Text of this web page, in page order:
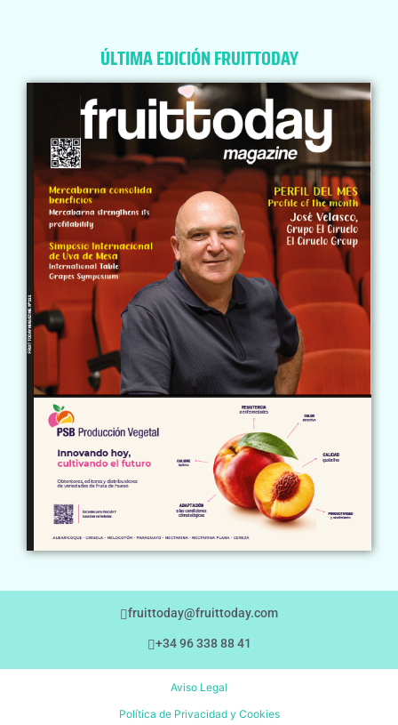
ÚLTIMA EDICIÓN FRUITTODAY
fruittoday@fruittoday.com
+34 96 338 88 41
Aviso Legal
Política de Privacidad y Cookies